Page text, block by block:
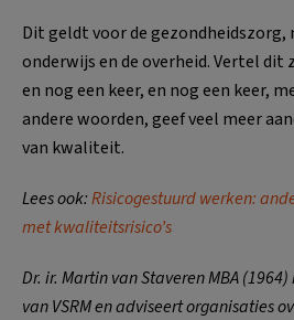
Dit geldt voor de gezondheidszorg,
onderwijs en de overheid. Vertel dit
en nog een keer, en nog een keer,
andere woorden, geef veel meer
van kwaliteit.
Lees ook:Risicogestuurd werken:
met kwaliteitsrisico’s
Dr. ir. Martin van Staveren MBA
van VSRM en adviseert organisaties